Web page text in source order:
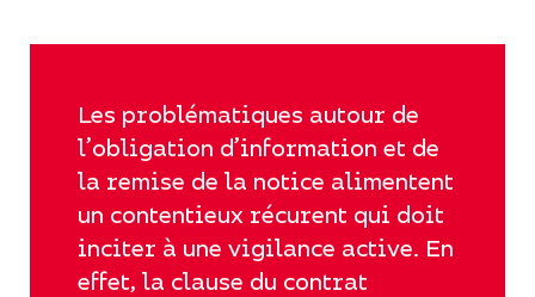
Les problématiques autour de
l’obligation d’information et de
la remise de la notice alimentent
un contentieux récurent qui doit
inciter à une vigilance active. En
effet, la clause du contrat